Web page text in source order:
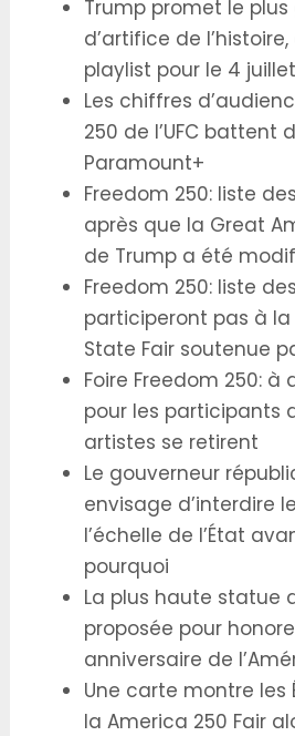
Trump promet le
d’artifice de
playlist pour le 4 juillet
Les chiffres
250 de l’UFC battent
Paramount+
Freedom 250: liste
après que la Great
de Trump a été
Freedom 250: liste
participeront pas à
State Fair soutenue
Foire Freedom 250: à
pour les participants
artistes se retirent
Le gouverneur
envisage d’interdire
l’échelle de l’État
pourquoi
La plus haute statue
proposée pour
anniversaire de
Une carte montre les
la America 250 Fair